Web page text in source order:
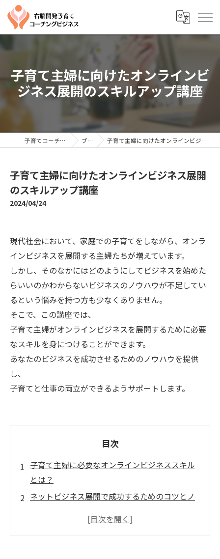
子育て主婦に向けたオンラインビ
ジネス展開のスキルアップ講座
子育てコーチングならYTC ブログ 子育て主婦に向けたオンラインビジネス展開のスキルアップ講座
子育て主婦に向けたオンラインビジネス展開
のスキルアップ講座
2024/04/24
現代社会において、家庭での子育てをしながら、オンラ
インビジネスを展開する主婦たちが増えています。
しかし、そのなかにはどのようにしてビジネスを始めた
らいいのかわからないビジネスのノウハウが不足してい
るという悩みを持つ方も少なくありません。
そこで、この講座では、
子育て主婦がオンラインビジネスを展開するために必要
なスキルを身につけることができます。
あなたのビジネスを成功させるためのノウハウを提供
し、
子育てと仕事の両立ができるようサポートします。
目次
子育て主婦に必要なオンラインビジネススキル
とは？
ネットビジネス展開で成功するためのコツとノ
時間を有効活用しながら家事と育児を両立する